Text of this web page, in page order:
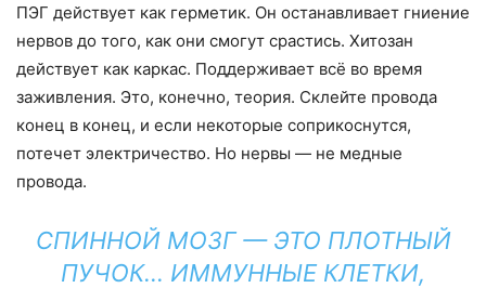
ПЭГ действует как герметик. Он останавливает гниение
нервов до того, как они смогут срастись. Хитозан
действует как каркас. Поддерживает всё во время
заживления. Это, конечно, теория. Склейте провода
конец в конец, и если некоторые соприкоснутся,
потечет электричество. Но нервы — не медные
провода.
СПИННОЙ МОЗГ — ЭТО ПЛОТНЫЙ
ПУЧОК… ИММУННЫЕ КЛЕТКИ,